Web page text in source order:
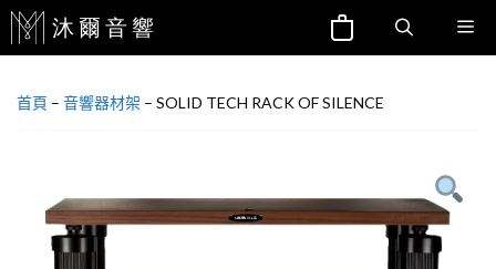
跳
至
首頁 – 音響器材架 – SOLID TECH RACK OF SILENCE